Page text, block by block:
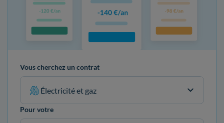
Vous cherchez un contrat
Électricité et gaz
Pour votre